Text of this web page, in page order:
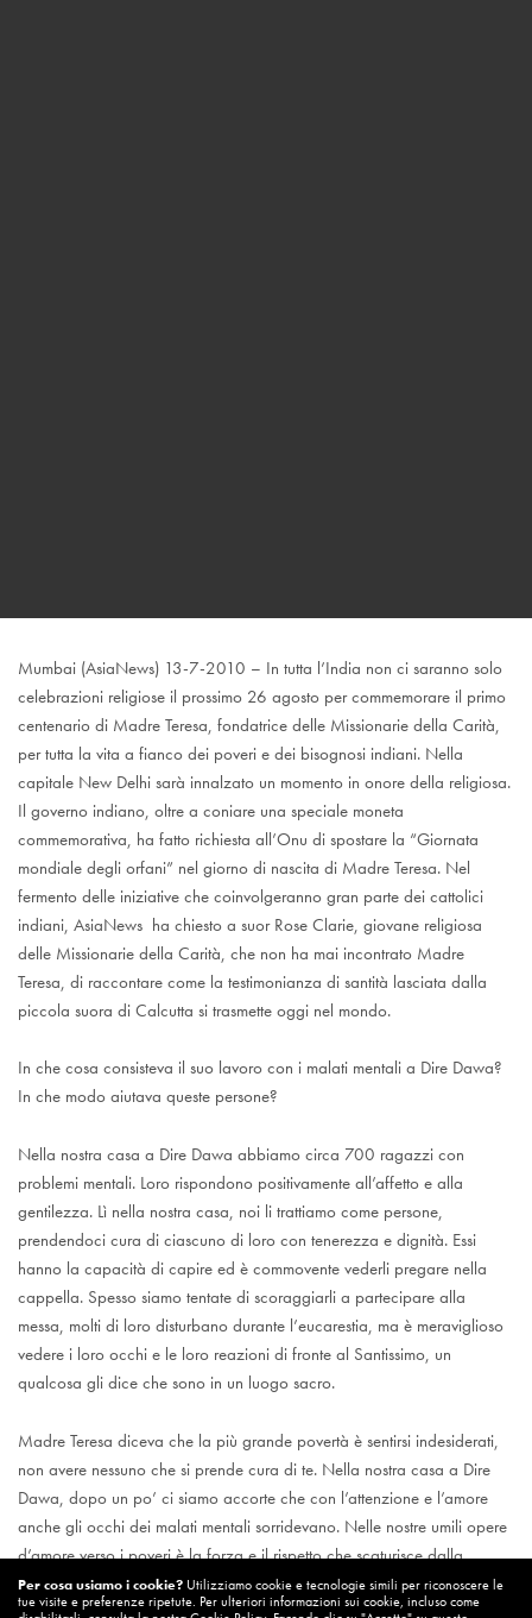
Mumbai (AsiaNews) 13-7-2010 – In tutta l’India non ci saranno solo
celebrazioni religiose il prossimo 26 agosto per commemorare il primo
centenario di Madre Teresa, fondatrice delle Missionarie della Carità,
per tutta la vita a fianco dei poveri e dei bisognosi indiani. Nella
capitale New Delhi sarà innalzato un momento in onore della religiosa.
Il governo indiano, oltre a coniare una speciale moneta
commemorativa, ha fatto richiesta all’Onu di spostare la “Giornata
mondiale degli orfani” nel giorno di nascita di Madre Teresa. Nel
fermento delle iniziative che coinvolgeranno gran parte dei cattolici
indiani, AsiaNews ha chiesto a suor Rose Clarie, giovane religiosa
delle Missionarie della Carità, che non ha mai incontrato Madre
Teresa, di raccontare come la testimonianza di santità lasciata dalla
piccola suora di Calcutta si trasmette oggi nel mondo.
In che cosa consisteva il suo lavoro con i malati mentali a Dire Dawa?
In che modo aiutava queste persone?
Nella nostra casa a Dire Dawa abbiamo circa 700 ragazzi con
problemi mentali. Loro rispondono positivamente all’affetto e alla
gentilezza. Lì nella nostra casa, noi li trattiamo come persone,
prendendoci cura di ciascuno di loro con tenerezza e dignità. Essi
hanno la capacità di capire ed è commovente vederli pregare nella
cappella. Spesso siamo tentate di scoraggiarli a partecipare alla
messa, molti di loro disturbano durante l’eucarestia, ma è meraviglioso
vedere i loro occhi e le loro reazioni di fronte al Santissimo, un
qualcosa gli dice che sono in un luogo sacro.
Madre Teresa diceva che la più grande povertà è sentirsi indesiderati,
non avere nessuno che si prende cura di te. Nella nostra casa a Dire
Dawa, dopo un po’ ci siamo accorte che con l’attenzione e l’amore
anche gli occhi dei malati mentali sorridevano. Nelle nostre umili opere
d’amore verso i poveri è la forza e il rispetto che scaturisce dalla
tenerezza che detta il nostro rapporto con loro. Perché è grazie alla
tenerezza che una persona si rende conto della propria bellezza e del
Per cosa usiamo i cookie? Utilizziamo cookie e tecnologie simili per riconoscere le
tue visite e preferenze ripetute. Per ulteriori informazioni sui cookie, incluso come